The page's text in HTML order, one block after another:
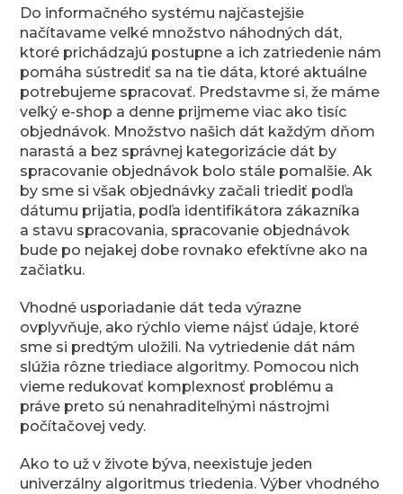
Do informačného systému najčastejšie
načítavame veľké množstvo náhodných dát,
ktoré prichádzajú postupne a ich zatriedenie nám
pomáha sústrediť sa na tie dáta, ktoré aktuálne
potrebujeme spracovať. Predstavme si, že máme
veľký e-shop a denne prijmeme viac ako tisíc
objednávok. Množstvo našich dát každým dňom
narastá a bez správnej kategorizácie dát by
spracovanie objednávok bolo stále pomalšie. Ak
by sme si však objednávky začali triediť podľa
dátumu prijatia, podľa identifikátora zákazníka
a stavu spracovania, spracovanie objednávok
bude po nejakej dobe rovnako efektívne ako na
začiatku.
Vhodné usporiadanie dát teda výrazne
ovplyvňuje, ako rýchlo vieme nájsť údaje, ktoré
sme si predtým uložili. Na vytriedenie dát nám
slúžia rôzne triediace algoritmy. Pomocou nich
vieme redukovať komplexnosť problému a
práve preto sú nenahraditeľnými nástrojmi
počítačovej vedy.
Ako to už v živote býva, neexistuje jeden
univerzálny algoritmus triedenia. Výber vhodného